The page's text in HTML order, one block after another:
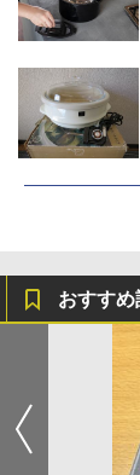
おすすめ